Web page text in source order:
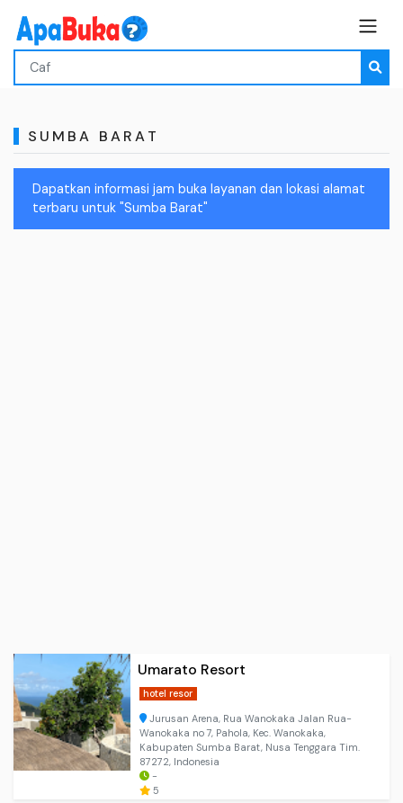
SUMBA BARAT
Dapatkan informasi jam buka layanan dan lokasi alamat
terbaru untuk "Sumba Barat"
Umarato Resort
hotel resor
Jurusan Arena, Rua Wanokaka Jalan Rua-
Wanokaka no 7, Pahola, Kec. Wanokaka,
Kabupaten Sumba Barat, Nusa Tenggara Tim.
87272, Indonesia
-
5